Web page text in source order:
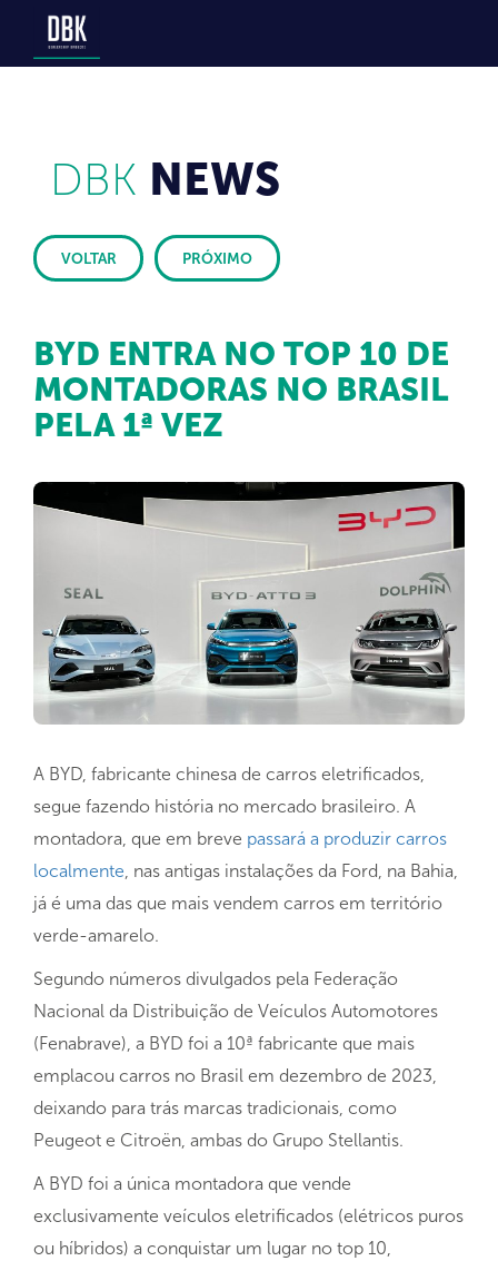
DBK NEWS
VOLTAR PRÓXIMO
BYD ENTRA NO TOP 10 DE
MONTADORAS NO BRASIL
PELA 1ª VEZ
A BYD, fabricante chinesa de carros eletrificados,
segue fazendo história no mercado brasileiro. A
montadora, que em breve passará a produzir carros
localmente, nas antigas instalações da Ford, na Bahia,
já é uma das que mais vendem carros em território
verde-amarelo.
Segundo números divulgados pela Federação
Nacional da Distribuição de Veículos Automotores
(Fenabrave), a BYD foi a 10ª fabricante que mais
emplacou carros no Brasil em dezembro de 2023,
deixando para trás marcas tradicionais, como
Peugeot e Citroën, ambas do Grupo Stellantis.
A BYD foi a única montadora que vende
exclusivamente veículos eletrificados (elétricos puros
ou híbridos) a conquistar um lugar no top 10,